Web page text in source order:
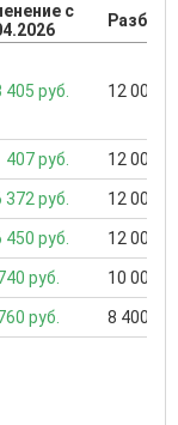
с
405 руб. 12 000
407 руб. 12 000
372 руб. 12 000
450 руб. 12 000
руб. 10 000
руб. 8 400 ...